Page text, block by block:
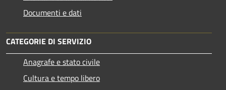
Documenti e dati
CATEGORIE DI SERVIZIO
Anagrafe e stato civile
Cultura e tempo libero